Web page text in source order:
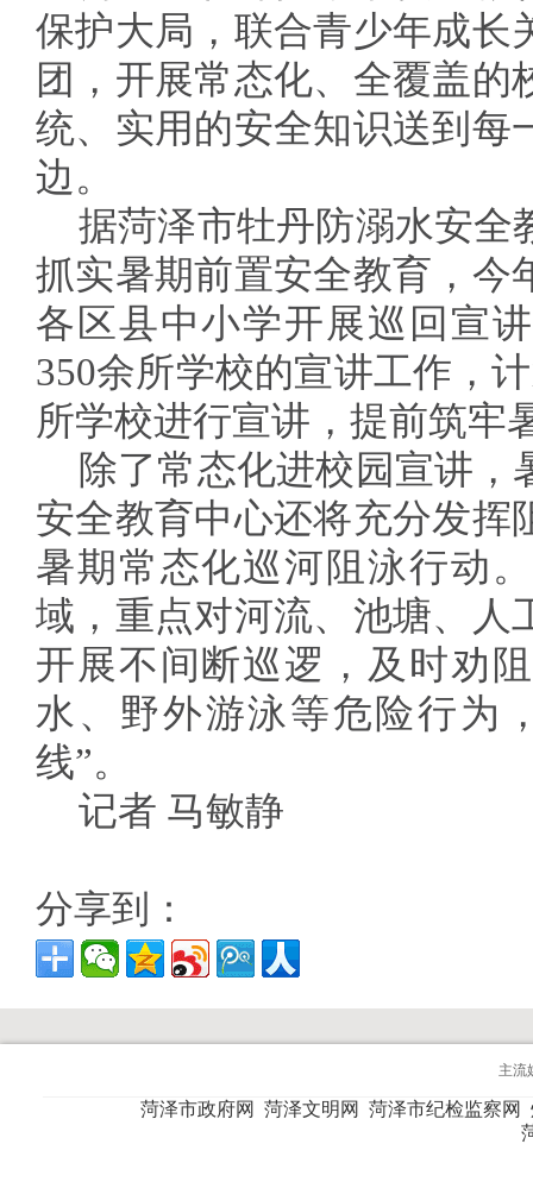
保护大局，联合青少年成长
团，开展常态化、全覆盖
统、实用的安全知识送到每
边。
据菏泽市牡丹防溺水安全
抓实暑期前置安全教育，今
各区县中小学开展巡回宣
350余所学校的宣讲工作，
所学校进行宣讲，提前筑牢
除了常态化进校园宣讲
安全教育中心还将充分发挥
暑期常态化巡河阻泳行动
域，重点对河流、池塘、人
开展不间断巡逻，及时劝
水、野外游泳等危险行为
线”。
记者 马敏静
分享到：
主流
菏泽市政府网 菏泽文明网 菏泽市纪检监察网